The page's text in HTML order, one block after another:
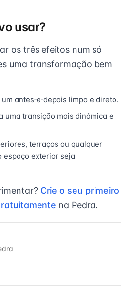
usar?
os três efeitos num só
uma transformação bem
antes‑e‑depois limpo e direto.
uma transição mais dinâmica e
terraços ou qualquer
espaço exterior seja
Crie o seu primeiro
na Pedra.